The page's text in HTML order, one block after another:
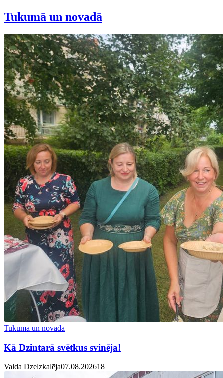
Tukumā un novadā
Tukumā un novadā
Kā Dzintarā svētkus svinēja!
Valda Dzelzkalēja07.08.202618